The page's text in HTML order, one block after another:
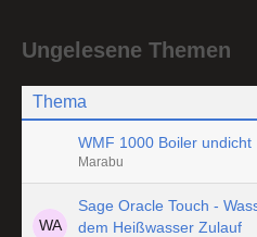
Ungelesene Themen
Thema
WMF 1000 Boiler undicht
Marabu
Sage Oracle Touch -
dem Heißwasser Zulauf